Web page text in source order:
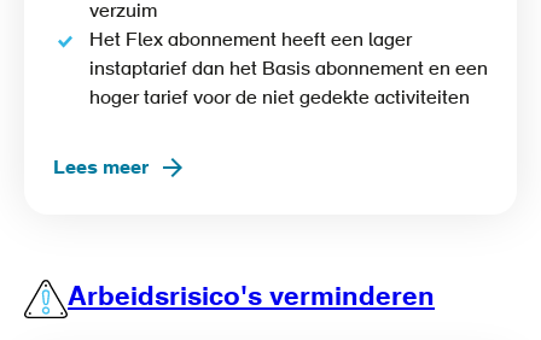
verzuim
Het Flex abonnement heeft een lager
instaptarief dan het Basis abonnement en een
hoger tarief voor de niet gedekte activiteiten
Lees meer
Arbeidsrisico's verminderen